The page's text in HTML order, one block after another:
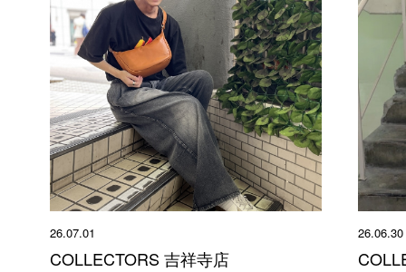
26.07.01
COLLECTORS 吉祥寺店
26.06.30